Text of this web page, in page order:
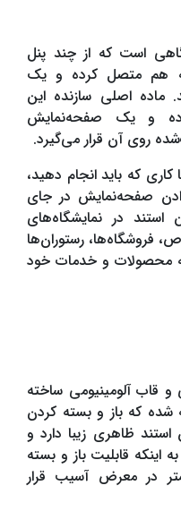
است که از چند پنل
هم متصل کرده و یک
ماده اصلی سازنده این
و یک صفحه‌نمایش
روی آن قرار می‌گیرد.
که باید انجام دهید،
صفحه‌نمایش در جای
در نمایشگاه‌های
فروشگاه‌ها، رستوران‌ها
محصولات و خدمات خود
قاب آلومینیومی ساخته
که باز و بسته کردن
ظاهری زیبا دارد و
قابلیت باز و بسته
در معرض آسیب قرار